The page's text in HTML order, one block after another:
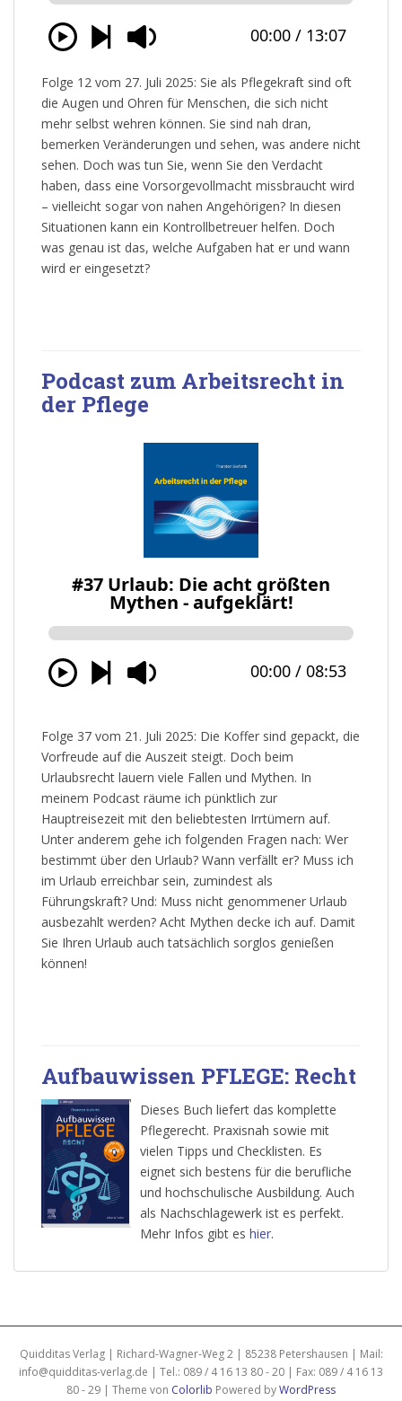
Folge 12 vom 27. Juli 2025: Sie als Pflegekraft sind oft
die Augen und Ohren für Menschen, die sich nicht
mehr selbst wehren können. Sie sind nah dran,
bemerken Veränderungen und sehen, was andere nicht
sehen. Doch was tun Sie, wenn Sie den Verdacht
haben, dass eine Vorsorgevollmacht missbraucht wird
– vielleicht sogar von nahen Angehörigen? In diesen
Situationen kann ein Kontrollbetreuer helfen. Doch
was genau ist das, welche Aufgaben hat er und wann
wird er eingesetzt?
Podcast zum Arbeitsrecht in
der Pflege
Folge 37 vom 21. Juli 2025: Die Koffer sind gepackt, die
Vorfreude auf die Auszeit steigt. Doch beim
Urlaubsrecht lauern viele Fallen und Mythen. In
meinem Podcast räume ich pünktlich zur
Hauptreisezeit mit den beliebtesten Irrtümern auf.
Unter anderem gehe ich folgenden Fragen nach: Wer
bestimmt über den Urlaub? Wann verfällt er? Muss ich
im Urlaub erreichbar sein, zumindest als
Führungskraft? Und: Muss nicht genommener Urlaub
ausbezahlt werden? Acht Mythen decke ich auf. Damit
Sie Ihren Urlaub auch tatsächlich sorglos genießen
können!
Aufbauwissen PFLEGE: Recht
Dieses Buch liefert das komplette
Pflegerecht. Praxisnah sowie mit
vielen Tipps und Checklisten. Es
eignet sich bestens für die berufliche
und hochschulische Ausbildung. Auch
als Nachschlagewerk ist es perfekt.
Mehr Infos gibt es hier.
Quidditas Verlag | Richard-Wagner-Weg 2 | 85238 Petershausen | Mail:
info@quidditas-verlag.de | Tel.: 089 / 4 16 13 80 - 20 | Fax: 089 / 4 16 13
80 - 29 | Theme von Colorlib Powered byWordPress